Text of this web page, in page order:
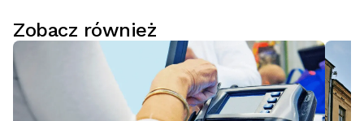
Zobacz również